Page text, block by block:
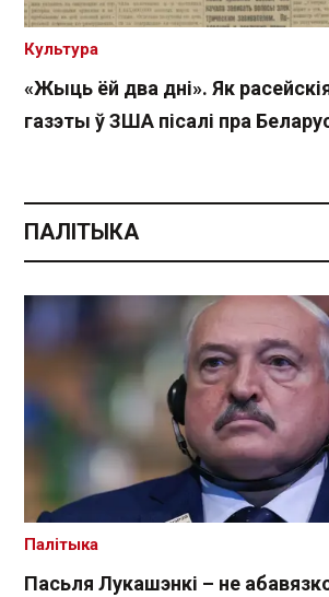
«Жыць ёй два дні». Як
газэты ў ЗША пісалі пра
Культура
ПАЛІТЫКА
Пасьля Лукашэнкі – не
Палітыка